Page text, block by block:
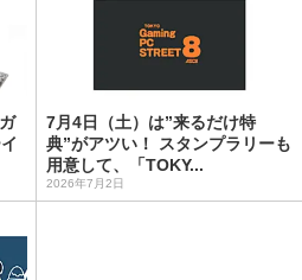
7月4日（土）は”来るだけ特
典”がアツい！ スタンプラリーも
用意して、「TOKY...
2026年7月2日